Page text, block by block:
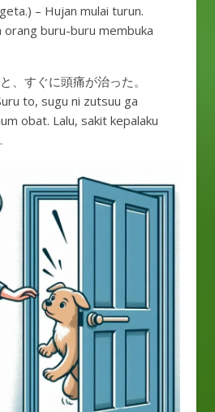
– Hujan mulai turun.
orang buru-buru membuka
、すぐに頭痛が治った。
to, sugu ni zutsuu ga
obat. Lalu, sakit kepalaku